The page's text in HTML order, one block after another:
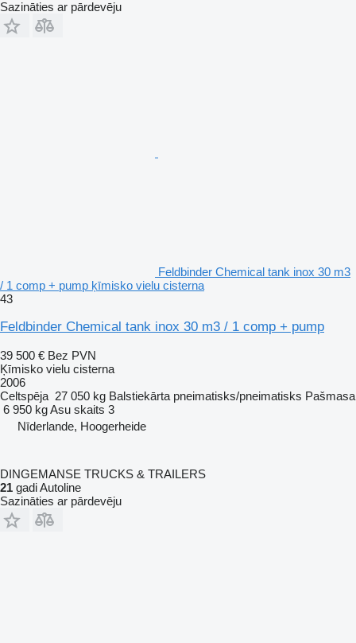
Sazināties ar pārdevēju
Feldbinder Chemical tank inox 30 m3
/ 1 comp + pump ķīmisko vielu cisterna
43
Feldbinder Chemical tank inox 30 m3 / 1 comp + pump
39 500 € Bez PVN
Ķīmisko vielu cisterna
2006
Celtspēja 27 050 kg Balstiekārta pneimatisks/pneimatisks Pašmasa
6 950 kgAsu skaits 3
Nīderlande, Hoogerheide
DINGEMANSE TRUCKS & TRAILERS
21 gadi Autoline
Sazināties ar pārdevēju